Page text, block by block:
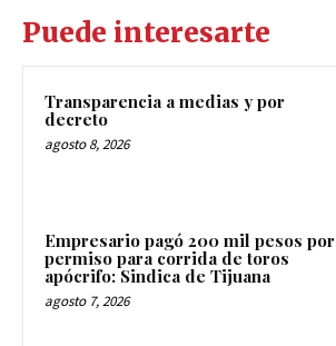
Puede interesarte
Transparencia a medias y por
decreto
agosto 8, 2026
Empresario pagó 200 mil pesos por
permiso para corrida de toros
apócrifo: Sindica de Tijuana
agosto 7, 2026